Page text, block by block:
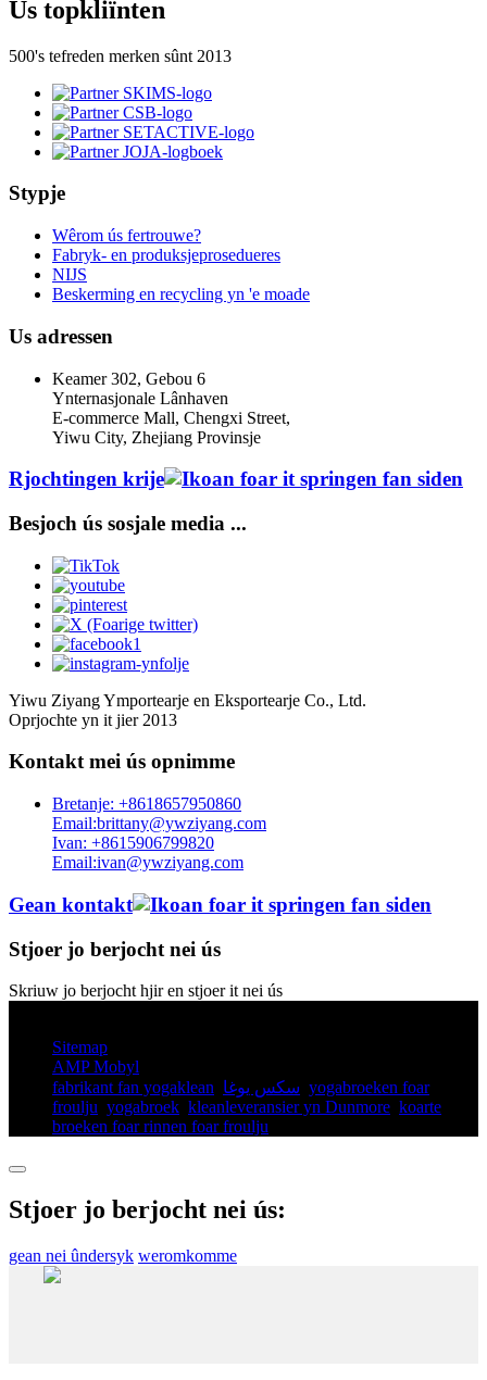
Us topkliïnten
500's tefreden merken sûnt 2013
Stypje
Wêrom ús fertrouwe?
Fabryk- en produksjeprosedueres
NIJS
Beskerming en recycling yn 'e moade
Us adressen
Keamer 302, Gebou 6
Ynternasjonale Lânhaven
E-commerce Mall, Chengxi Street,
Yiwu City, Zhejiang Provinsje
Rjochtingen krije
Besjoch ús sosjale media ...
Yiwu Ziyang Ymportearje en Eksportearje Co., Ltd.
Oprjochte yn it jier 2013
Kontakt mei ús opnimme
Bretanje: +8618657950860
Email:brittany@ywziyang.com
Ivan: +8615906799820
Email:ivan@ywziyang.com
Gean kontakt
Stjoer jo berjocht nei ús
Skriuw jo berjocht hjir en stjoer it nei ús
Sitemap
AMP Mobyl
fabrikant fan yogaklean سكس يوغا yogabroeken foar
froulju yogabroek kleanleveransier yn Dunmore koarte
broeken foar rinnen foar froulju
Stjoer jo berjocht nei ús:
gean nei ûndersyk weromkomme